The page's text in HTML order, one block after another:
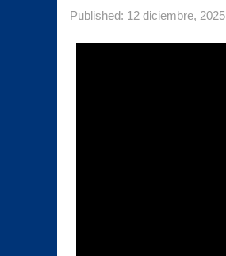
Published: 12 diciembre, 2025